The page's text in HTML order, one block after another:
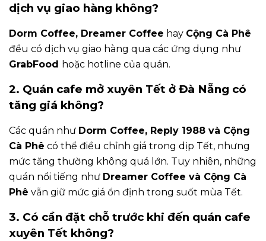
dịch vụ giao hàng không?
Dorm Coffee, Dreamer Coffee hay Cộng Cà Phê
đều có dịch vụ giao hàng qua các ứng dụng như
GrabFood
hoặc hotline của quán.
2. Quán cafe mở xuyên Tết ở Đà Nẵng có
tăng giá không?
Các quán như Dorm Coffee, Reply 1988 và Cộng
Cà Phê có thể điều chỉnh giá trong dịp Tết, nhưng
mức tăng thường không quá lớn. Tuy nhiên, những
quán nổi tiếng như Dreamer Coffee và Cộng Cà
Phê vẫn giữ mức giá ổn định trong suốt mùa Tết.
3. Có cần đặt chỗ trước khi đến quán cafe
xuyên Tết không?